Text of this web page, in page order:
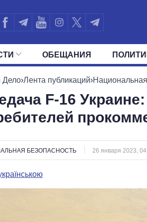
ОБЕЩАНИЯ
ВСЕ ПОЛИТИКИ ПРЕЗИДЕНТ И
Дело›Лента публикаций›
F-16
БЕЗОПАСНОСТЬ 26 января 2023,